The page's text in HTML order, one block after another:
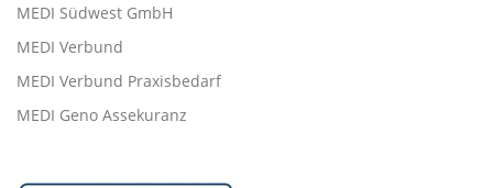
MEDI Südwest GmbH
MEDI Verbund
MEDI Verbund Praxisbedarf
MEDI Geno Assekuranz